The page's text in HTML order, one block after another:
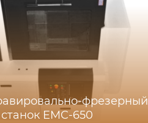
фрезерный
станок EMC-650